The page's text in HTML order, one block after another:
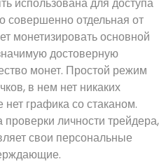
использована для доступа
совершенно отдельная от
монетизировать основной
достоверную
монет. Простой режим
в нем нет никаких
графика со стаканом.
личности трейдера,
свои персональные